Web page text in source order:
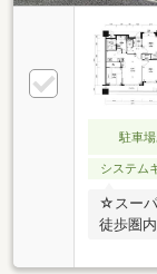
駐車場
システム
☆スーパ
徒歩圏